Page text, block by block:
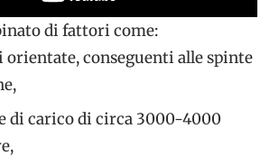
di fattori come:
orientate, conseguenti alle spinte
di carico di circa 3000-4000